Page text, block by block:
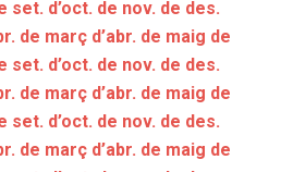
set. d’oct. de nov. de des.
de març d’abr. de maig de
set. d’oct. de nov. de des.
de març d’abr. de maig de
set. d’oct. de nov. de des.
de març d’abr. de maig de